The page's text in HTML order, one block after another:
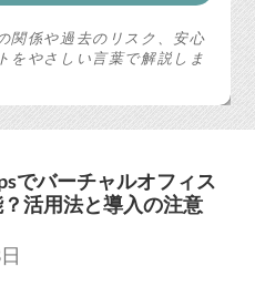
関係や過去のリスク、安心
をやさしい言葉で解説しま
でバーチャルオフィス
活用法と導入の注意